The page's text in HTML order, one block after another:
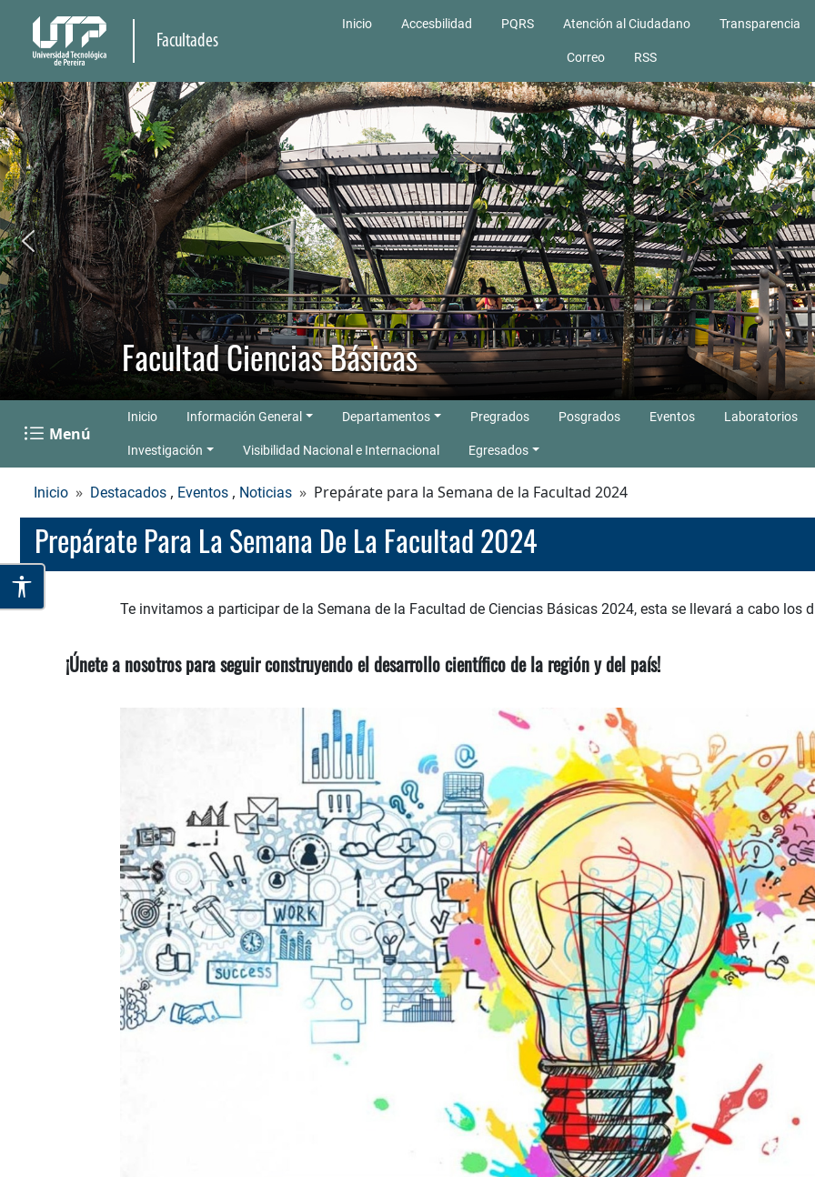
Facultades
Inicio Accesbilidad PQRS Atención al Ciudadano Transparencia
Correo RSS
Facultad Ciencias Básicas
Menú
Inicio Información General Departamentos Pregrados Posgrados Eventos Laboratorios
Investigación Visibilidad Nacional e Internacional Egresados
Inicio Destacados , Eventos , Noticias Prepárate para la Semana de la Facultad 2024
Prepárate Para La Semana De La Facultad 2024
Te invitamos a participar de la Semana de la Facultad de Ciencias Básicas 2024, esta se llevará a cabo los
¡Únete a nosotros para seguir construyendo el desarrollo científico de la región y del país!